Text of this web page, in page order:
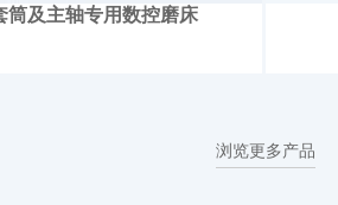
筒及主轴专用数控磨床
浏览更多产品